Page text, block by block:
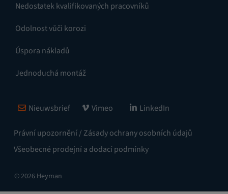
Nedostatek kvalifikovaných pracovníků
Odolnost vůči korozi
Úspora nákladů
Jednoduchá montáž
Právní upozornění / Zásady ochrany osobních údajů
Všeobecné prodejní a dodací podmínky
Nieuwsbrief Vimeo LinkedIn
© 2026 Heyman